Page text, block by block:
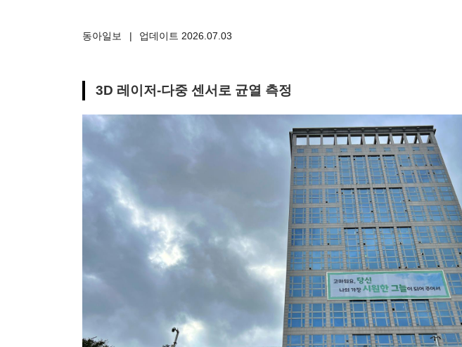
동아일보 | 업데이트 2026.07.03
3D 레이저-다중 센서로 균열 측정